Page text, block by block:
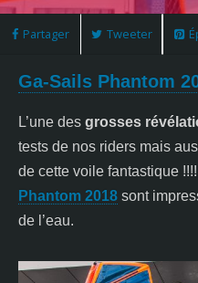
Partager Tweeter
Ga-Sails Phantom
L’une des grosses
tests de nos riders mais
de cette voile fantastique !!!!
Phantom 2018 sont
de l’eau.